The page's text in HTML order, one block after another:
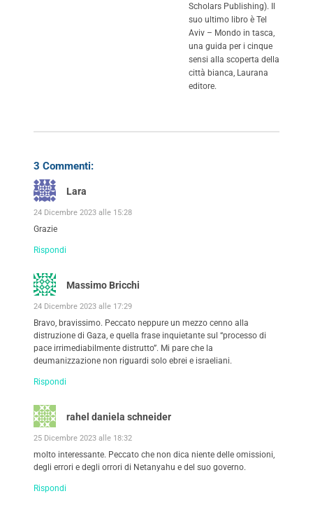
Scholars Publishing). Il
suo ultimo libro è Tel
Aviv – Mondo in tasca,
una guida per i cinque
sensi alla scoperta della
città bianca, Laurana
editore.
3 Commenti:
Lara
24 Dicembre 2023 alle 15:28
Grazie
Rispondi
Massimo Bricchi
24 Dicembre 2023 alle 17:29
Bravo, bravissimo. Peccato neppure un mezzo cenno alla
distruzione di Gaza, e quella frase inquietante sul “processo di
pace irrimediabilmente distrutto”. Mi pare che la
deumanizzazione non riguardi solo ebrei e israeliani.
Rispondi
rahel daniela schneider
25 Dicembre 2023 alle 18:32
molto interessante. Peccato che non dica niente delle omissioni,
degli errori e degli orrori di Netanyahu e del suo governo.
Rispondi